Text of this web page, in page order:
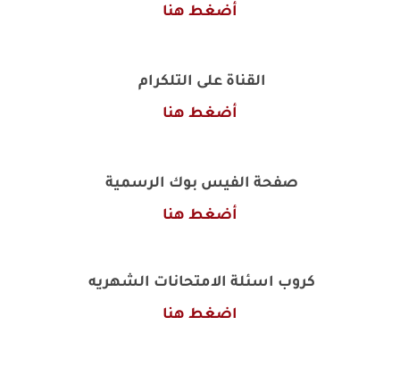
أضغط هنا
القناة على التلكرام
أضغط هنا
صفحة الفيس بوك الرسمية
أضغط هنا
كروب اسئلة الامتحانات الشهريه
اضغط هنا